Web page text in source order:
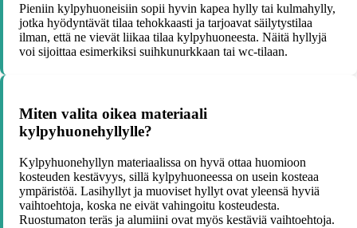
Pieniin kylpyhuoneisiin sopii hyvin kapea hylly tai kulmahylly,
jotka hyödyntävät tilaa tehokkaasti ja tarjoavat säilytystilaa
ilman, että ne vievät liikaa tilaa kylpyhuoneesta. Näitä hyllyjä
voi sijoittaa esimerkiksi suihkunurkkaan tai wc-tilaan.
Miten valita oikea materiaali
kylpyhuonehyllylle?
Kylpyhuonehyllyn materiaalissa on hyvä ottaa huomioon
kosteuden kestävyys, sillä kylpyhuoneessa on usein kosteaa
ympäristöä. Lasihyllyt ja muoviset hyllyt ovat yleensä hyviä
vaihtoehtoja, koska ne eivät vahingoitu kosteudesta.
Ruostumaton teräs ja alumiini ovat myös kestäviä vaihtoehtoja.